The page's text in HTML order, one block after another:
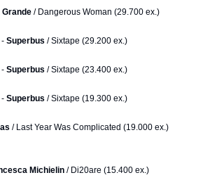
/ Dangerous Woman (29.700 ex.)
- Superbus / Sixtape (29.200 ex.)
- Superbus / Sixtape (23.400 ex.)
- Superbus / Sixtape (19.300 ex.)
/ Last Year Was Complicated (19.000 ex.)
Michielin/ Di20are (15.400 ex.)